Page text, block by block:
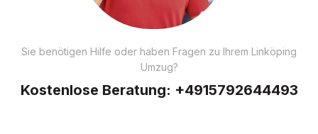
Sie benötigen Hilfe oder haben Fragen zu Ihrem Linköping
Umzug?
Kostenlose Beratung: +4915792644493